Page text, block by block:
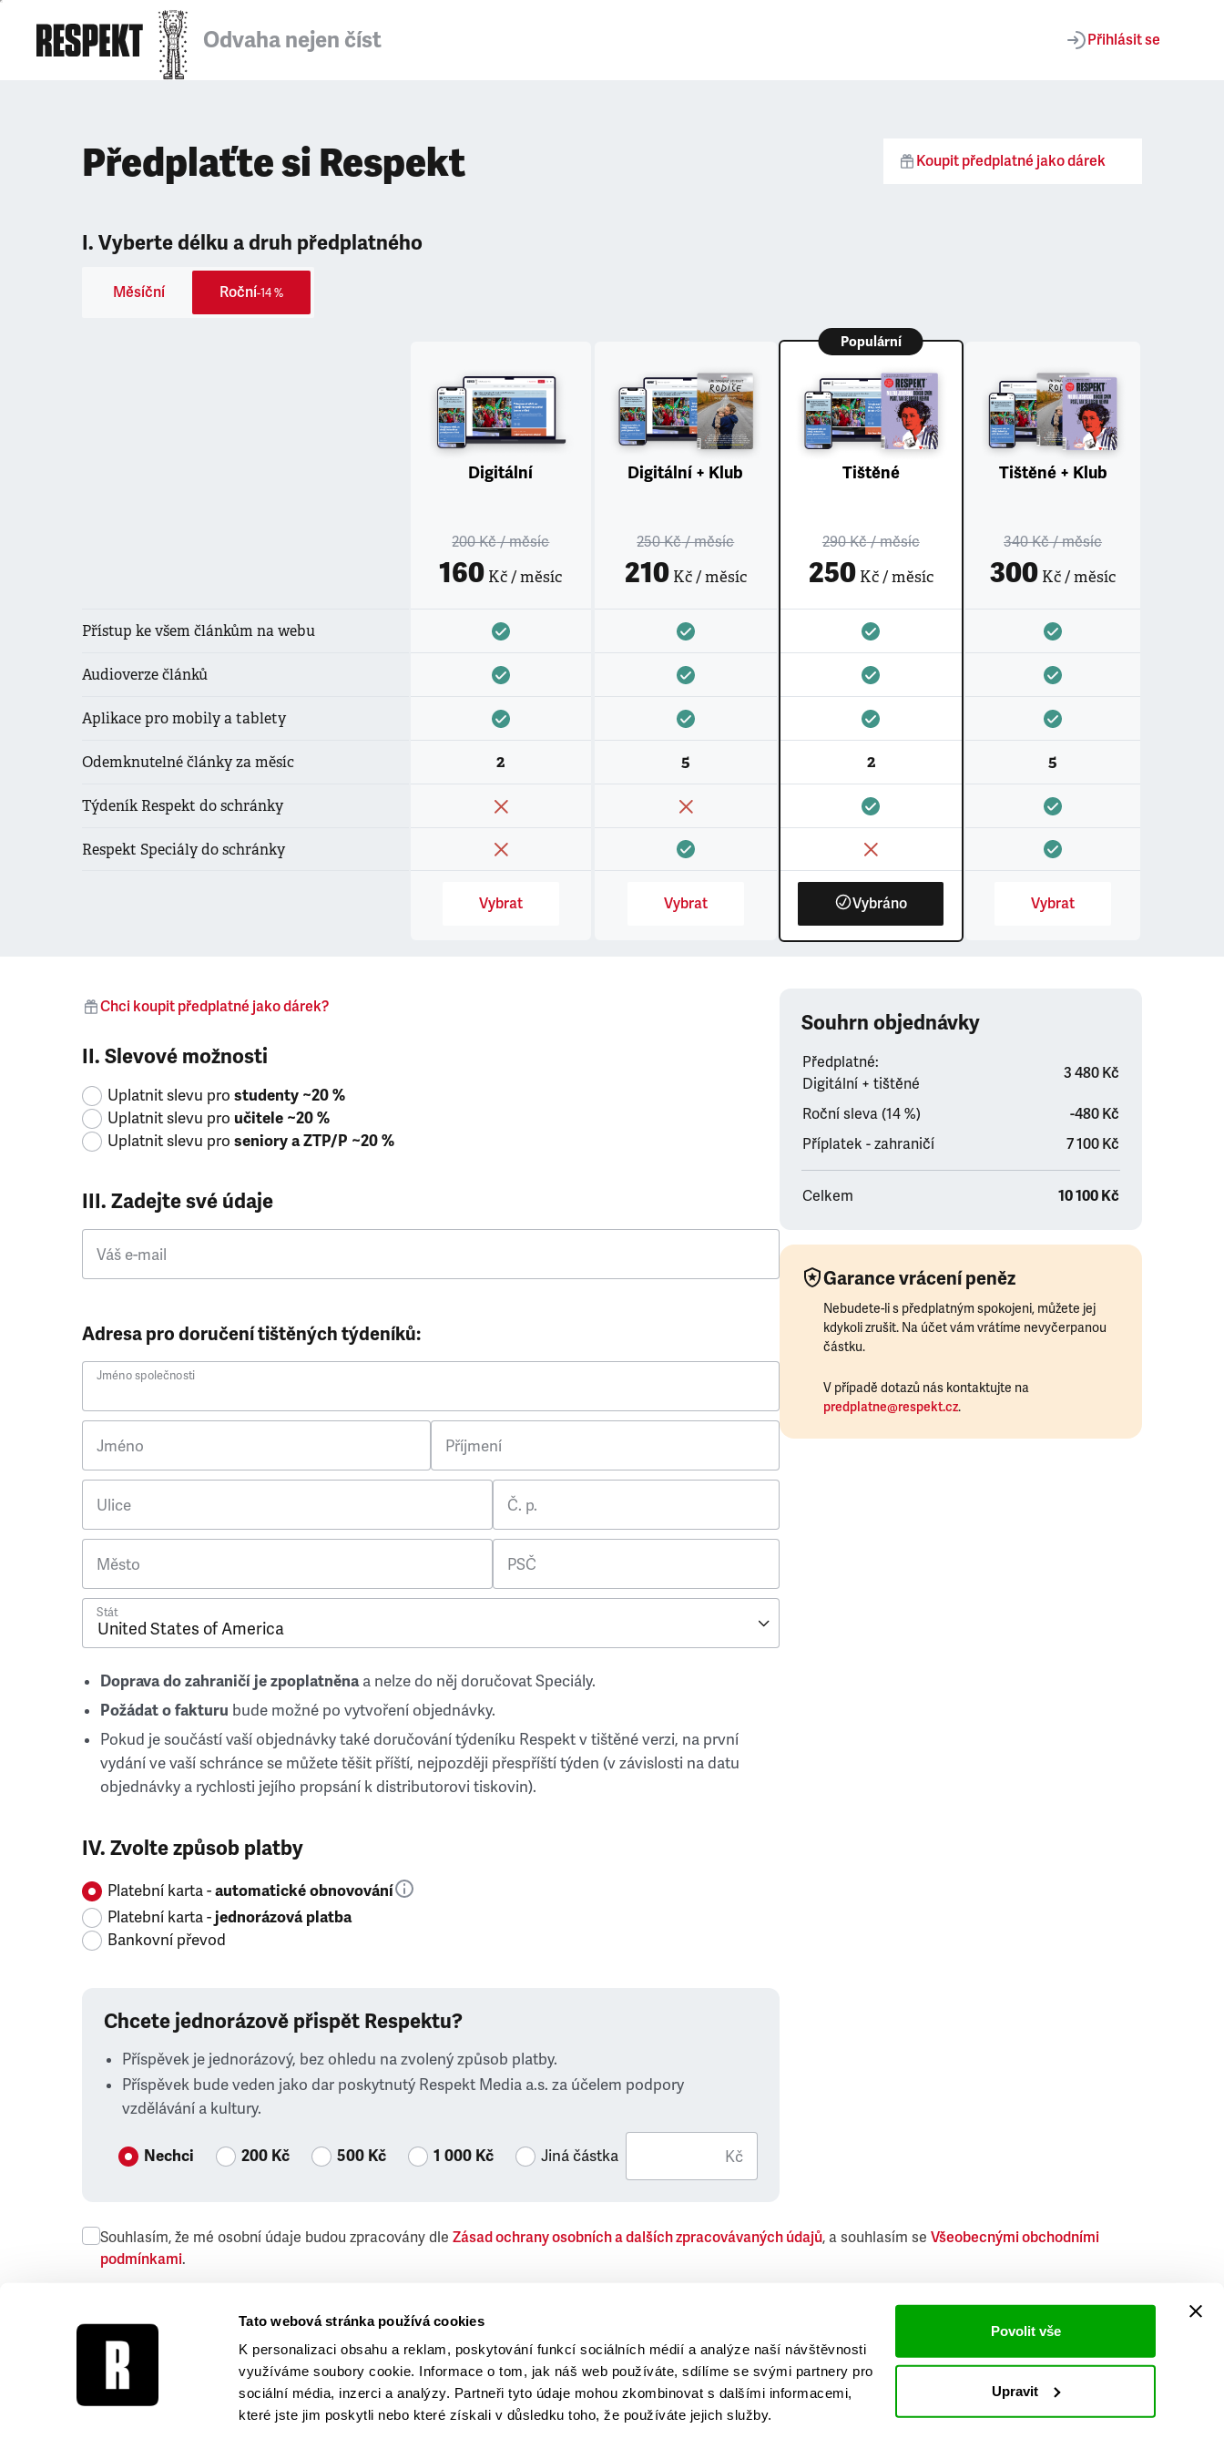
Tato webová stránka používá cookies
K personalizaci obsahu a reklam, poskytování funkcí sociálních médií a analýze naší návštěvnosti
využíváme soubory cookie. Informace o tom, jak náš web používáte, sdílíme se svými partnery pro
sociální média, inzerci a analýzy. Partneři tyto údaje mohou zkombinovat s dalšími informacemi,
které jste jim poskytli nebo které získali v důsledku toho, že používáte jejich služby.
Povolit vše
Upravit
Odvaha nejen číst Přihlásit se
Předplaťte si Respekt Koupit předplatné jako dárek
I. Vyberte délku a druh předplatného
Měsíční Roční-14 %
Přístup ke všem článkům na webu
Audioverze článků
Aplikace pro mobily a tablety
Odemknutelné články za měsíc
Týdeník Respekt do schránky
Respekt Speciály do schránky
Digitální
200 Kč/ měsíc
160 Kč / měsíc
2
Vybrat
Digitální + Klub
250 Kč/ měsíc
210Kč / měsíc
5
Vybrat
Populární
Tištěné
290 Kč/ měsíc
250Kč / měsíc
2
Vybráno
Tištěné + Klub
340 Kč/ měsíc
300 Kč / měsíc
5
Vybrat
Chci koupit předplatné jako dárek?
II. Slevové možnosti
Uplatnit slevu pro studenty ~20 %
Uplatnit slevu pro učitele ~20 %
Uplatnit slevu pro seniory a ZTP/P ~20 %
III. Zadejte své údaje
Váš e-mail
Adresa pro doručení tištěných týdeníků:
Jméno společnosti
Jméno Příjmení
Ulice Č. p.
Město PSČ
Stát
Doprava do zahraničí je zpoplatněnaa nelze do něj doručovat Speciály.
Požádat o fakturu bude možné po vytvoření objednávky.
Pokud je součástí vaší objednávky také doručování týdeníku Respekt v tištěné verzi, na první
vydání ve vaší schránce se můžete těšit příští, nejpozději přespříští týden (v závislosti na datu
objednávky a rychlosti jejího propsání k distributorovi tiskovin).
IV. Zvolte způsob platby
Platební karta -automatické obnovování
Platební karta -jednorázová platba
Bankovní převod
Chcete jednorázově přispět Respektu?
Příspěvek je jednorázový, bez ohledu na zvolený způsob platby.
Příspěvek bude veden jako dar poskytnutý Respekt Media a.s. za účelem podpory
vzdělávání a kultury.
Nechci 200 Kč 500 Kč 1 000 Kč Jiná částka Kč
Souhrn objednávky
Předplatné:
Digitální + tištěné
3 480 Kč
Roční sleva (14 %)
-480 Kč
Příplatek - zahraničí
7 100 Kč
Celkem 10 100 Kč
Garance vrácení peněz
Nebudete-li s předplatným spokojeni, můžete jej
kdykoli zrušit. Na účet vám vrátíme nevyčerpanou
částku.
V případě dotazů nás kontaktujte na
predplatne@respekt.cz.
Souhlasím, že mé osobní údaje budou zpracovány dle Zásad ochrany osobních a dalších zpracovávaných údajů, a souhlasím se Všeobecnými obchodními
podmínkami.